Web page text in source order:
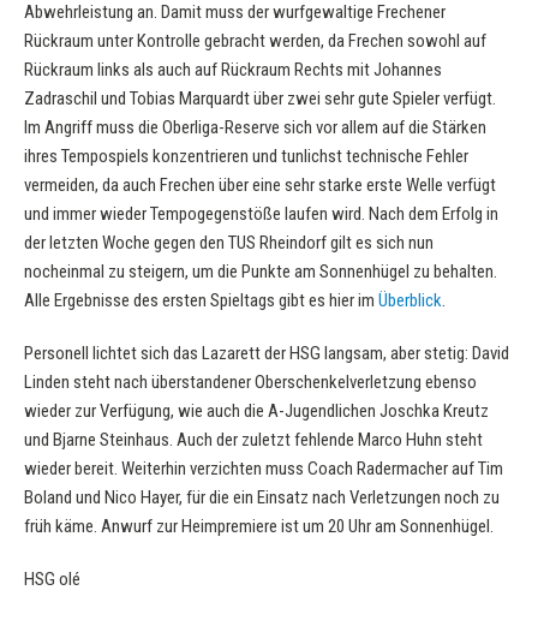
Abwehrleistung an. Damit muss der wurfgewaltige Frechener
Rückraum unter Kontrolle gebracht werden, da Frechen sowohl auf
Rückraum links als auch auf Rückraum Rechts mit Johannes
Zadraschil und Tobias Marquardt über zwei sehr gute Spieler verfügt.
Im Angriff muss die Oberliga-Reserve sich vor allem auf die Stärken
ihres Tempospiels konzentrieren und tunlichst technische Fehler
vermeiden, da auch Frechen über eine sehr starke erste Welle verfügt
und immer wieder Tempogegenstöße laufen wird. Nach dem Erfolg in
der letzten Woche gegen den TUS Rheindorf gilt es sich nun
nocheinmal zu steigern, um die Punkte am Sonnenhügel zu behalten.
Alle Ergebnisse des ersten Spieltags gibt es hier im Überblick.
Personell lichtet sich das Lazarett der HSG langsam, aber stetig: David
Linden steht nach überstandener Oberschenkelverletzung ebenso
wieder zur Verfügung, wie auch die A-Jugendlichen Joschka Kreutz
und Bjarne Steinhaus. Auch der zuletzt fehlende Marco Huhn steht
wieder bereit. Weiterhin verzichten muss Coach Radermacher auf Tim
Boland und Nico Hayer, für die ein Einsatz nach Verletzungen noch zu
früh käme. Anwurf zur Heimpremiere ist um 20 Uhr am Sonnenhügel.
HSG olé